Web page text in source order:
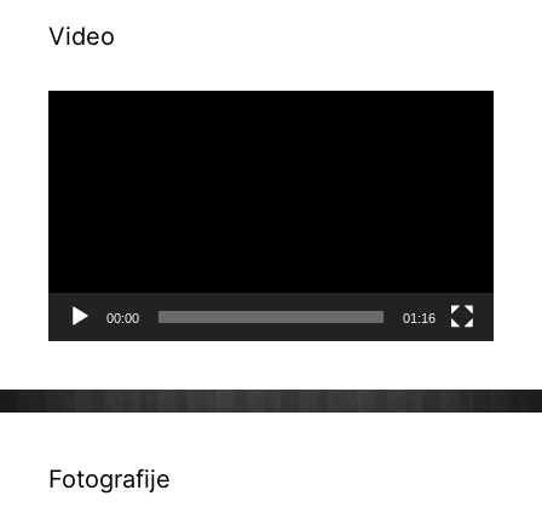
Video
00:00 01:16
Fotografije